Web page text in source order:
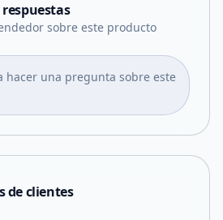
sobre este producto
hacer una pregunta sobre este
de clientes